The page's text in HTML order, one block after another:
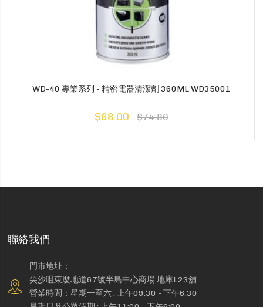
WD-40 專業系列 - 精密電器清潔劑 360ML WD35001
$68.00 $74.80
聯絡我們
門市地址：
尖沙咀東麼地道67號半島中心商場 地庫L23舖
營業時間：星期一至六 : 上午09:30 - 下午6:30